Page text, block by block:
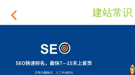
 建站常识